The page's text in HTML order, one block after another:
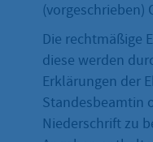
(vorgeschrieben)
Die rechtmäßige
diese werden
Erklärungen der
Standesbeamtin
Niederschrift zu